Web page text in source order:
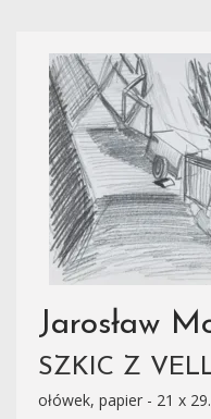
Jarosław
SZKIC Z
ołówek, papier - 21 x